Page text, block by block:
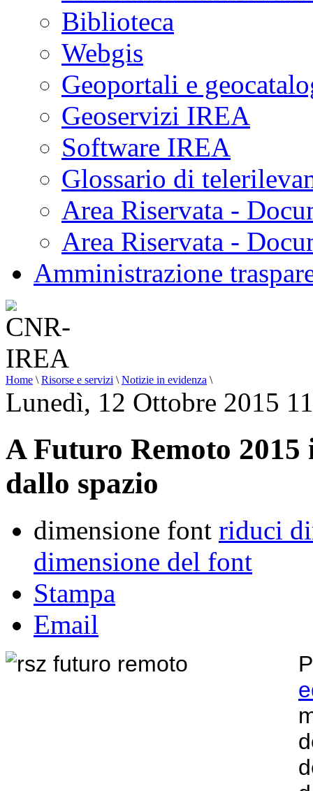
Biblioteca
Webgis
Geoportali e
Geoservizi IREA
Software IREA
Glossario di
Area Riservata -
Area Riservata -
Amministrazione
Home \ Risorse e servizi \ Notizie in evidenza \
Lunedì, 12 Ottobre 2015
A Futuro Remoto
dallo spazio
dimensione font riduci
dimensione del font
Stampa
Email